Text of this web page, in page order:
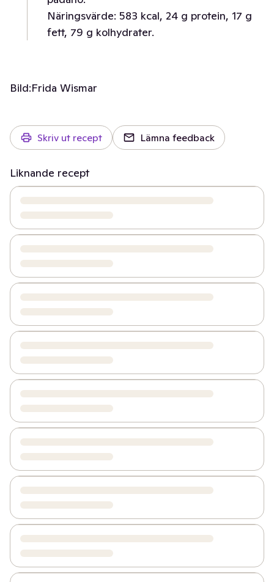
Näringsvärde: 583 kcal, 24 g protein, 17 g
fett, 79 g kolhydrater.
Bild:Frida Wismar
Skriv ut recept Lämna feedback
Liknande recept